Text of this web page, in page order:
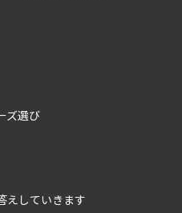
ズ選び
えしていきます